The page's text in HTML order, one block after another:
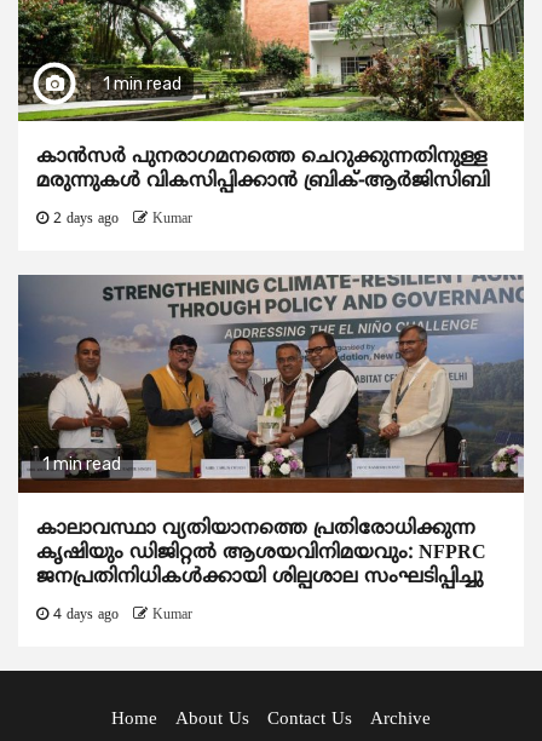
1 min read
കാന്‍സര്‍ പുനരാഗമനത്തെ ചെറുക്കുന്നതിനുള്ള
മരുന്നുകള്‍ വികസിപ്പിക്കാന്‍ ബ്രിക്-ആര്‍ജിസിബി
2 days ago Kumar
1 min read
കാലാവസ്ഥാ വ്യതിയാനത്തെ പ്രതിരോധിക്കുന്ന
കൃഷിയും ഡിജിറ്റൽ ആശയവിനിമയവും: NFPRC
ജനപ്രതിനിധികൾക്കായി ശില്പശാല സംഘടിപ്പിച്ചു
4 days ago Kumar
Home About Us Contact Us Archive